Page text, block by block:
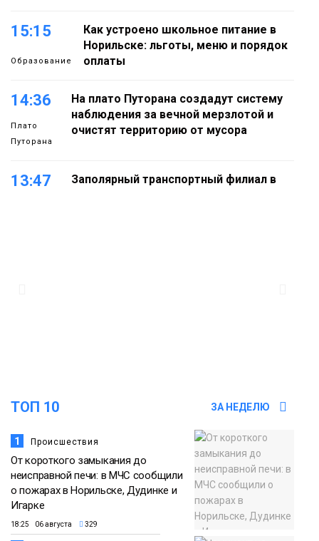
15:15
Образование
Как устроено школьное питание в
Норильске: льготы, меню и порядок
оплаты
14:36
Плато
Путорана
На плато Путорана создадут систему
наблюдения за вечной мерзлотой и
очистят территорию от мусора
13:47
Заполярный транспортный филиал в
ТОП 10 ЗА НЕДЕЛЮ
1 Происшествия
От короткого замыкания до
неисправной печи: в МЧС сообщили
о пожарах в Норильске, Дудинке и
Игарке
18:25 06 августа 329